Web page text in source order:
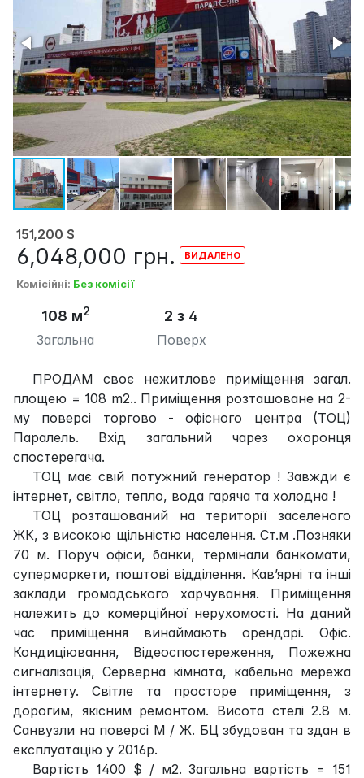
151,200 $
6,048,000 грн.
Комісійні: Без комісії
108 м2
Загальна
2 з 4
Поверх
ПРОДАМ своє нежитлове приміщення загал.
площею = 108 m2.. Приміщення розташоване на 2-
му поверсі торгово - офісного центра (ТОЦ)
Паралель. Вхід загальний чарез охоронця
спостерегача.
ТОЦ має свій потужний генератор ! Завжди є
інтернет, світло, тепло, вода гаряча та холодна !
ТОЦ розташований на території заселеного
ЖК, з високою щільністю населення. Ст.м .Позняки
70 м. Поруч офіси, банки, термінали банкомати,
супермаркети, поштові відділення. Кав’ярні та інші
заклади громадського харчування. Приміщення
належить до комерційної нерухомості. На даний
час приміщення винаймають орендарі. Офіс.
Кондиціювання, Відеоспостереження, Пожежна
сигналізація, Серверна кімната, кабельна мережа
інтернету. Світле та просторе приміщення, з
дорогим, якісним ремонтом. Висота стелі 2.8 м.
Санвузли на поверсі М / Ж. БЦ збудован та здан в
експлуатацію у 2016р.
Вартість 1400 $ / м2. Загальна вартість = 151